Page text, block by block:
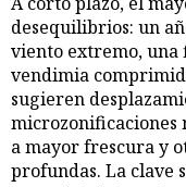
desequilibrios: un
viento extremo,
vendimia
sugieren
microzonificaciones
a mayor frescura y
profundas. La clave